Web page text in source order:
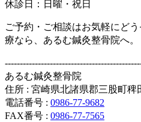
休診日：日曜・祝日
ご予約・ご相談はお気軽にど
療なら、あるむ鍼灸整骨院へ。
あるむ鍼灸整骨院
住所 : 宮崎県北諸県郡三股町稗
電話番号 : 0986-77-9682
FAX番号 : 0986-77-7565